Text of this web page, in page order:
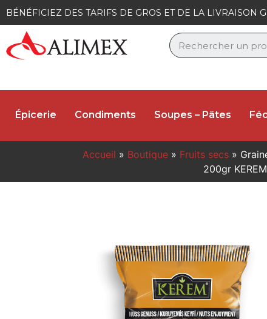
BÉNÉFICIEZ DES TARIFS DE GROS ET DE LA LIVRAISON
Épicerie Condiments Soupes – Pâtes
Accueil » Boutique » Fruits secs »
200gr KEREM